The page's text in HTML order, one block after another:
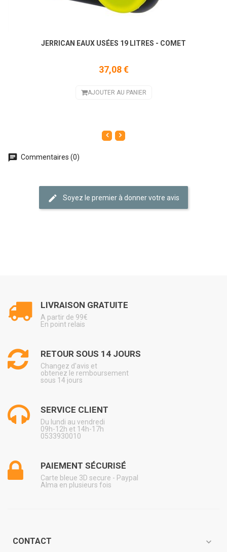
JERRICAN EAUX USÉES 19 LITRES - COMET
37,08 €
AJOUTER AU PANIER
Commentaires (0)
Soyez le premier à donner votre avis
LIVRAISON GRATUITE
A partir de 99€
En point relais
RETOUR SOUS 14 JOURS
Changez d'avis et
obtenez le remboursement
sous 14 jours
SERVICE CLIENT
Du lundi au vendredi
09h-12h et 14h-17h
0533930010
PAIEMENT SÉCURISÉ
Carte bleue 3D secure - Paypal
Alma en plusieurs fois
CONTACT expand_more